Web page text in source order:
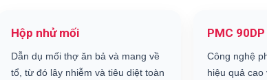
Hộp nhử mối
Dẫn dụ mối thợ ăn bả và mang về
tổ, từ đó lây nhiễm và tiêu diệt toàn
PMC
Công nghệ
hiệu quả cao